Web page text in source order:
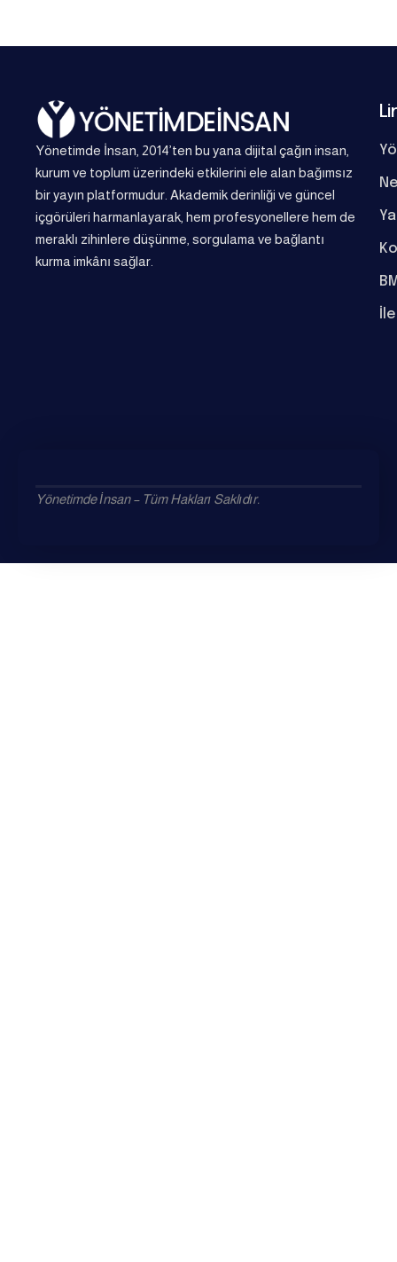
Yönetimde İnsan, 2014’ten bu yana dijital çağın insan,
kurum ve toplum üzerindeki etkilerini ele alan bağımsız
bir yayın platformudur. Akademik derinliği ve güncel
içgörüleri harmanlayarak, hem profesyonellere hem de
meraklı zihinlere düşünme, sorgulama ve bağlantı
kurma imkânı sağlar.
Yönetimde İnsan – Tüm Hakları Saklıdır.